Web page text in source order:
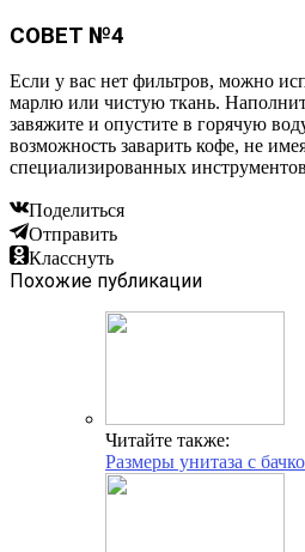
СОВЕТ №4
Если у вас нет фильтров, можно
марлю или чистую ткань.
завяжите и опустите в горячую
возможность заварить кофе, не
специализированных
Поделиться
Отправить
Класснуть
Похожие публикации
Читайте также:
Размеры унитаза с